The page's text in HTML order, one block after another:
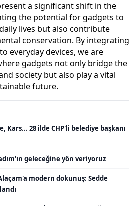
a significant shift in the
the potential for gadgets to
lives but also contribute
conservation. By integrating
everyday devices, we are
gadgets not only bridge the
society but also play a vital
future.
Kars... 28 ilde CHP'li belediye başkanı
geleceğine yön veriyoruz
modern dokunuş: Sedde